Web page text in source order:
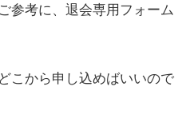
参考に、退会専用フォーム
こから申し込めばいいので